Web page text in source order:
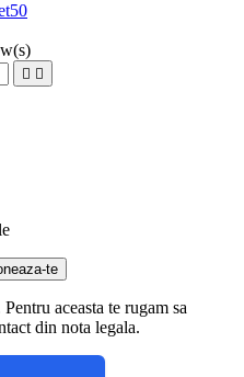
 
aceasta te rugam sa
din nota legala.